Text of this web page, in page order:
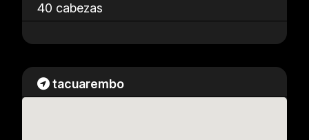
40 cabezas
tacuarembo